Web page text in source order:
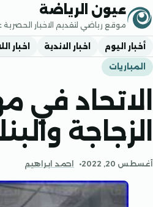
تجاوز إلى المحتوى
عيون الرياضة
موقع رياضي لتقديم الاخبار
أخبار اليوم اخبار الاندية اخبار
المباريات
الاتحاد
الزجاجة
أغسطس 20, 2022 احمد ابراهيم